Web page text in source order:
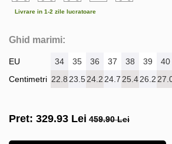
Livrare in 1-2 zile lucratoare
Ghid marimi:
EU
Centimetri
34 35 36 37 38 39
40
22.8 23.524.2 24.7 25.426.2
Pret: 329.93 Lei 459.90 Lei